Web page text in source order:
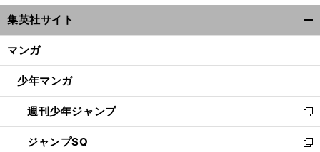
ウ
ィ
ン
ウ
開
く
集英社サイト
マンガ
少年マンガ
週刊少年ジャンプ
新
し
い
ジャンプSQ
新